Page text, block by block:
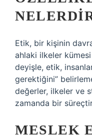
Etik, bir kişinin
ahlaki ilkeler kümesi
deyişle, etik,
gerektiğini”
değerler, ilkeler ve
zamanda bir
MESLEK